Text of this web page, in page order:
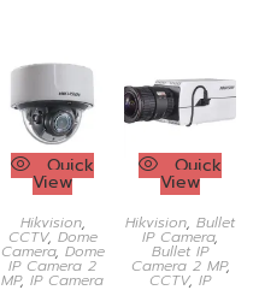
Quick
View
Hikvision,
CCTV, Dome
Camera, Dome
IP Camera 2
MP,IP Camera
Quick
View
Hikvision,Bullet
IP Camera,
Bullet IP
Camera 2 MP,
CCTV,IP